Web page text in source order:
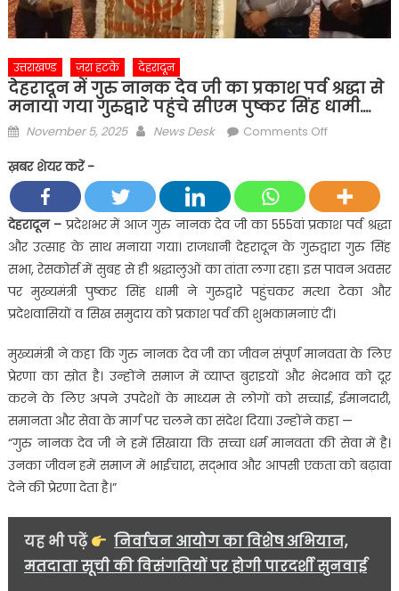
उत्तराखण्ड ज़रा हटके देहरादून
देहरादून में गुरु नानक देव जी का प्रकाश पर्व श्रद्धा से
मनाया गया गुरुद्वारे पहुंचे सीएम पुष्कर सिंह धामी….
Posted
November 5, 2025 Author
News Desk Comments Offon
गुरु
नानक
देव
जी
का
प्रकाश
पर्व
से
मनाया
गया
गुरुद्वारे
पहुंचे
सीएम
धामी….
ख़बर शेयर करें -
देहरादून –प्रदेशभर में आज गुरु नानक देव जी का 555वां प्रकाश पर्व श्रद्धा
और उत्साह के साथ मनाया गया। राजधानी देहरादून के गुरुद्वारा गुरु सिंह
सभा, रेसकोर्स में सुबह से ही श्रद्धालुओं का तांता लगा रहा। इस पावन अवसर
पर मुख्यमंत्री पुष्कर सिंह धामी ने गुरुद्वारे पहुंचकर मत्था टेका और
प्रदेशवासियों व सिख समुदाय को प्रकाश पर्व की शुभकामनाएं दीं।
मुख्यमंत्री ने कहा कि गुरु नानक देव जी का जीवन संपूर्ण मानवता के लिए
प्रेरणा का स्रोत है। उन्होंने समाज में व्याप्त बुराइयों और भेदभाव को दूर
करने के लिए अपने उपदेशों के माध्यम से लोगों को सच्चाई, ईमानदारी,
समानता और सेवा के मार्ग पर चलने का संदेश दिया। उन्होंने कहा —
“गुरु नानक देव जी ने हमें सिखाया कि सच्चा धर्म मानवता की सेवा में है।
उनका जीवन हमें समाज में भाईचारा, सद्भाव और आपसी एकता को बढ़ावा
देने की प्रेरणा देता है।”
यह भी पढ़ें
निर्वाचन आयोग का विशेष अभियान,
मतदाता सूची की विसंगतियों पर होगी पारदर्शी सुनवाई